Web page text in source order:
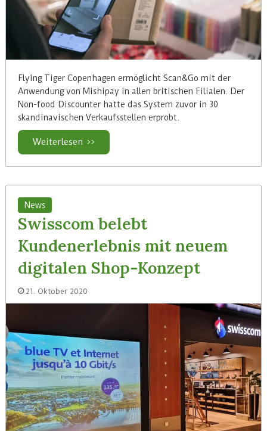
Flying Tiger Copenhagen ermöglicht Scan&Go mit der
Anwendung von Mishipay in allen britischen Filialen. Der
Non-food Discounter hatte das System zuvor in 30
skandinavischen Verkaufsstellen erprobt.
Weiterlesen >>
News
Swisscom belebt
Kundenerlebnis mit neuem
digitalen Shop-Konzept
21. Oktober 2020